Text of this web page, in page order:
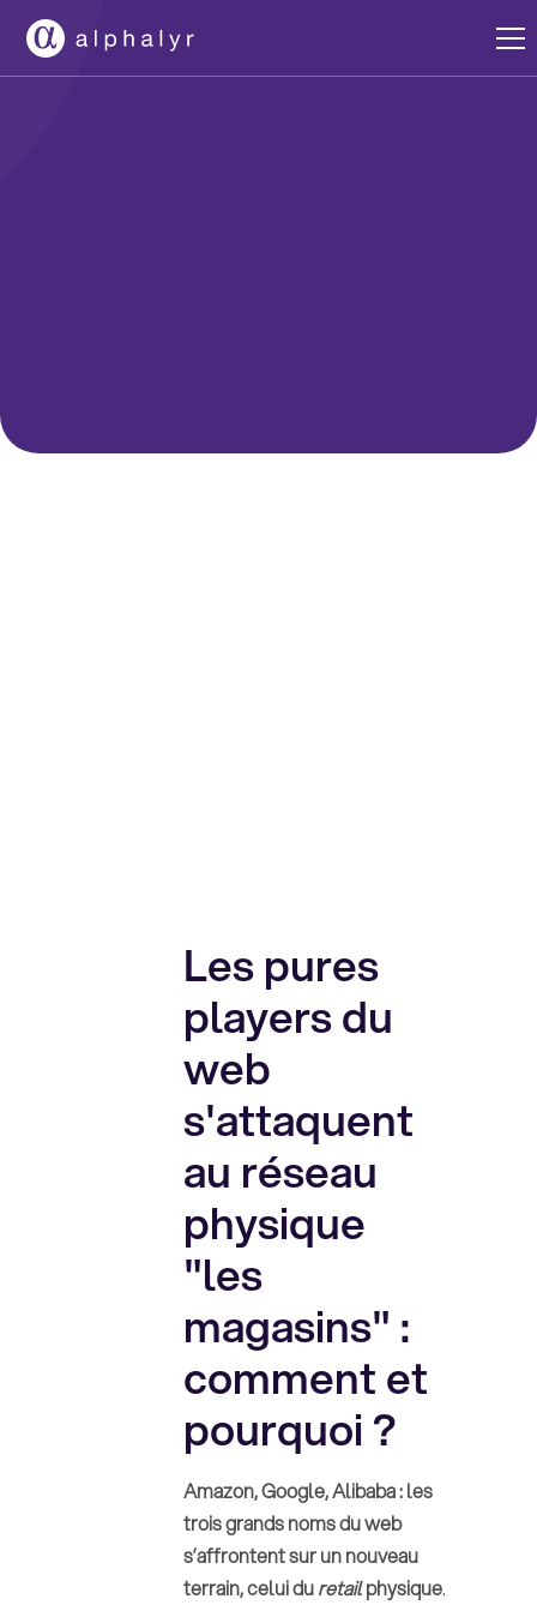
Les pures
players du
web
s'attaquent
au réseau
physique
"les
magasins" :
comment et
pourquoi ?
Amazon, Google, Alibaba : les
trois grands noms du web
s’affrontent sur un nouveau
terrain, celui duretailphysique.